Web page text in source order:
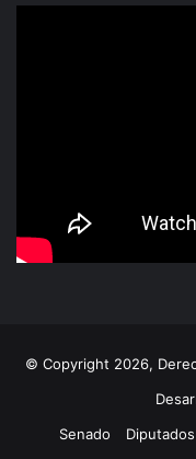
© Copyright 2026,
Senado
Diputados